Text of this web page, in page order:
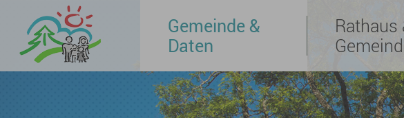
Gemeinde &
Daten
Rathaus